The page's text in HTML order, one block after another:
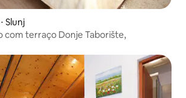
Slunj
com terraço Donje Taborište,